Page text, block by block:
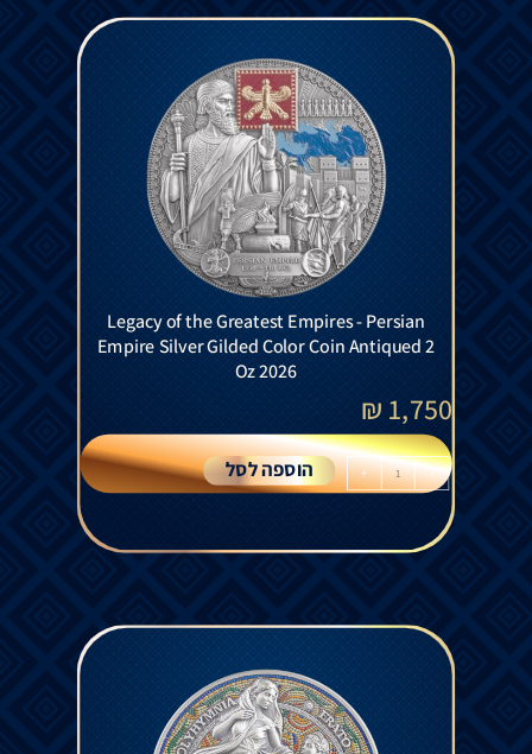
Legacy of the Greatest Empires - Persian
Empire Silver Gilded Color Coin Antiqued 2
Oz 2026
1,750
₪
-
+ הוספה לסל